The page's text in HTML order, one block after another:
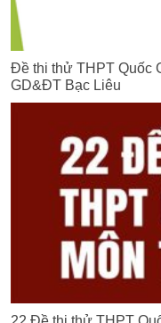
Đề thi thử THPT Quốc
GD&ĐT Bạc Liêu